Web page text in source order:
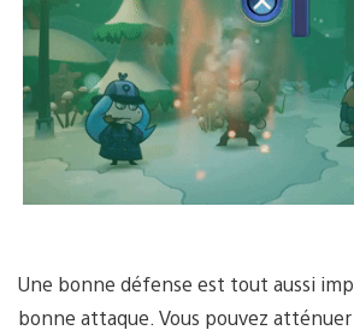
Une bonne défense est tout aussi
bonne attaque. Vous pouvez